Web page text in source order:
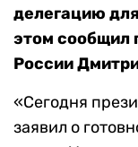
делегацию
этом сообщил
России
«Сегодня
заявил о